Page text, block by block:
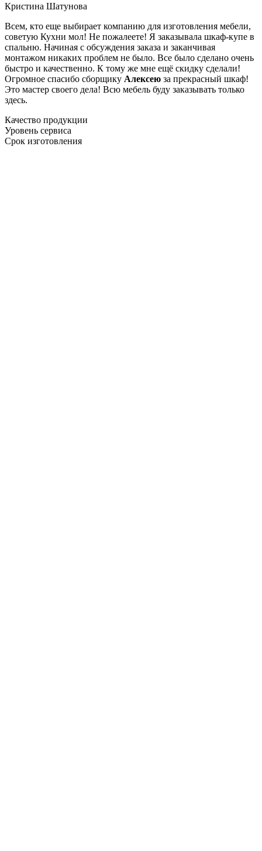
Кристина Шатунова
Всем, кто еще выбирает компанию для изготовления мебели,
советую Кухни мол! Не пожалеете! Я заказывала шкаф-купе в
спальню. Начиная с обсуждения заказа и заканчивая
монтажом никаких проблем не было. Все было сделано очень
быстро и качественно. К тому же мне ещё скидку сделали!
Огромное спасибо сборщику Алексею за прекрасный шкаф!
Это мастер своего дела! Всю мебель буду заказывать только
здесь.
Качество продукции
Уровень сервиса
Срок изготовления